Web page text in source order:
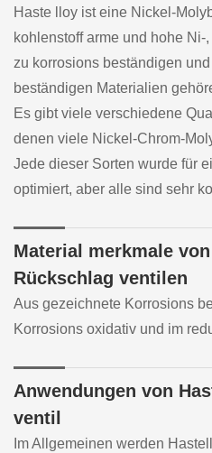
Haste lloy ist eine Nickel-
kohlenstoff arme und hohe
zu korrosions beständigen
beständigen Materialien
Es gibt viele verschiedene
denen viele Nickel-Chrom-
Jede dieser Sorten wurde für
optimiert, aber alle sind sehr
Material merkmale
Rückschlag ventilen
Aus gezeichnete Korrosions
Korrosions oxidativ und im
Anwendungen von
ventil
Im Allgemeinen werden